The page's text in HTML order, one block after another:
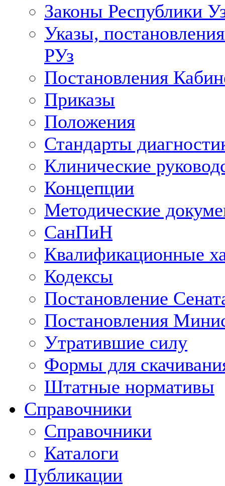
Законы Республики
Указы,
РУз
Постановления
Приказы
Положения
Стандарты
Клинические
Концепции
Методические
СанПиН
Квалификационные
Кодексы
Постановление
Постановления
Утратившие силу
Формы для
Штатные нормативы
Справочники
Справочники
Каталоги
Публикации